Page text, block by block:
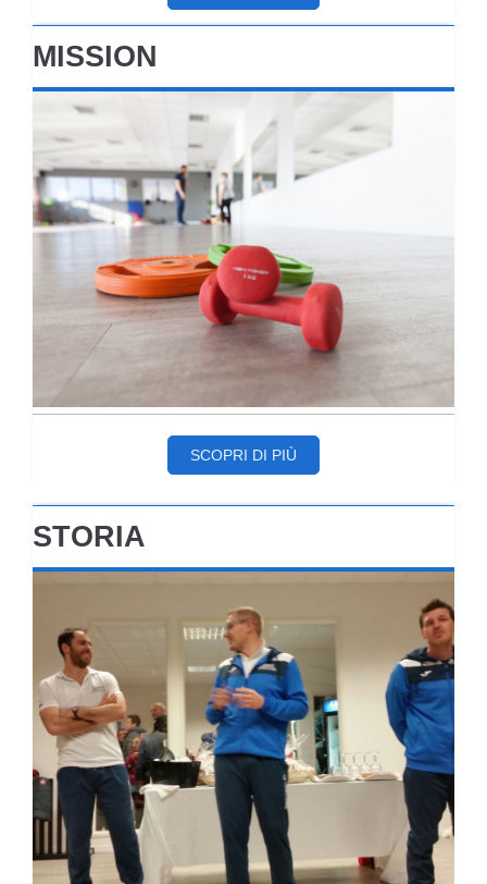
MISSION
SCOPRI DI PIÙ
STORIA